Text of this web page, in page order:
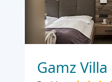
Gamz Villa